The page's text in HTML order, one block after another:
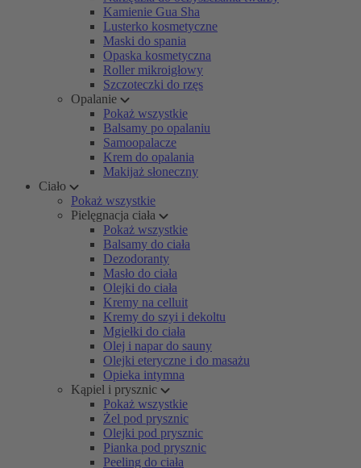
Kamienie Gua Sha
Lusterko kosmetyczne
Maski do spania
Opaska kosmetyczna
Roller mikroigłowy
Szczoteczki do rzęs
Opalanie
Pokaż wszystkie
Balsamy po opalaniu
Samoopalacze
Krem do opalania
Makijaż słoneczny
Ciało
Pokaż wszystkie
Pielęgnacja ciała
Pokaż wszystkie
Balsamy do ciała
Dezodoranty
Masło do ciała
Olejki do ciała
Kremy na celluit
Kremy do szyi i dekoltu
Mgiełki do ciała
Olej i napar do sauny
Olejki eteryczne i do masażu
Opieka intymna
Kąpiel i prysznic
Pokaż wszystkie
Żel pod prysznic
Olejki pod prysznic
Pianka pod prysznic
Peeling do ciała